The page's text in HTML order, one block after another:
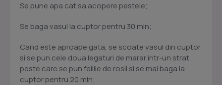
Se pune apa cat sa acopere pestele;
Se baga vasul la cuptor pentru 30 min;
Cand este aproape gata, se scoate vasul din cuptor
si se pun cele doua legaturi de marar intr-un strat,
peste care se pun feliile de rosii si se mai baga la
cuptor pentru 20 min;